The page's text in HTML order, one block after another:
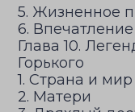
5. Жизненное
6.
Глава 10.
Горького
1. Страна и мир
2. Матери